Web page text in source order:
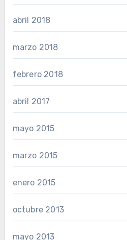
abril 2018
marzo 2018
febrero 2018
abril 2017
mayo 2015
marzo 2015
enero 2015
octubre 2013
mayo 2013